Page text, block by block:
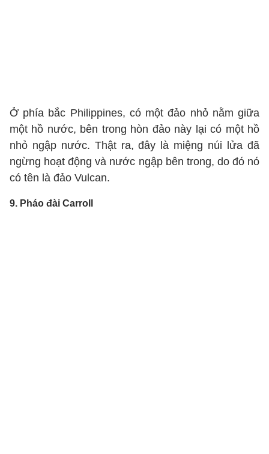
Ở phía bắc Philippines, có một đảo nhỏ nằm giữa
một hồ nước, bên trong hòn đảo này lại có một hồ
nhỏ ngập nước. Thật ra, đây là miệng núi lửa đã
ngừng hoạt động và nước ngập bên trong, do đó nó
có tên là đảo Vulcan.
9. Pháo đài Carroll